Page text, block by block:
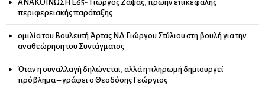
ΑΝΑΚΟΙΝΩΣΗ Ε65- Γιώργος Ζάψας, πρώην επικεφαλής
περιφερειακής παράταξης
ομιλία του Βουλευτή Άρτας ΝΔ Γιώργου Στύλιου στη βουλή για την
αναθεώρηση του Συντάγματος
Όταν η συναλλαγή δηλώνεται, αλλά η πληρωμή δημιουργεί
πρόβλημα – γράφει ο Θεοδόσης Γεώργιος